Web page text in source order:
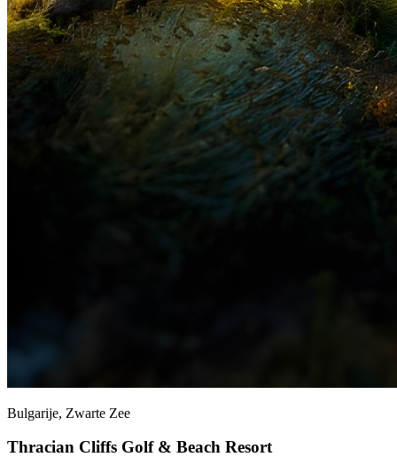
Bulgarije, Zwarte Zee
Thracian Cliffs Golf & Beach Resort